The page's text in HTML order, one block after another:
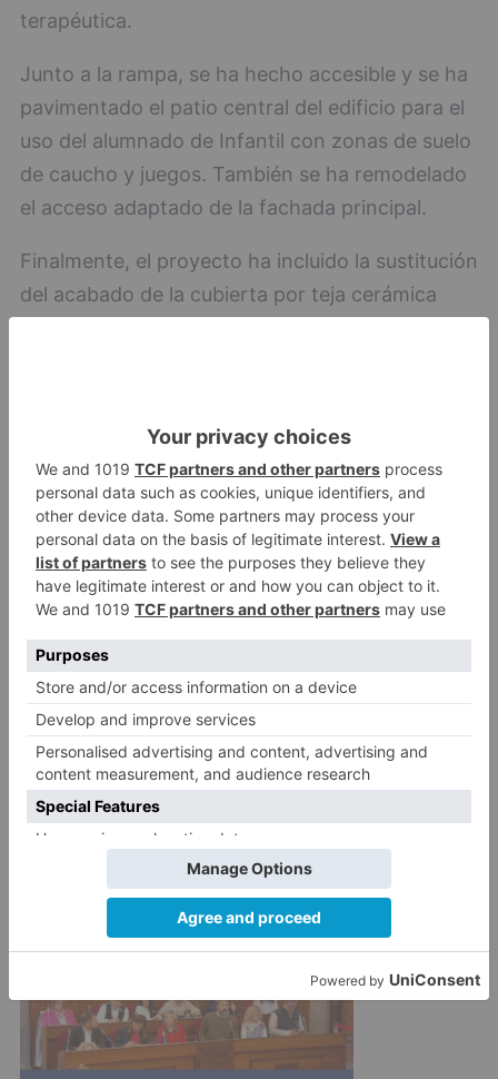
terapéutica.
Junto a la rampa, se ha hecho accesible y se ha
pavimentado el patio central del edificio para el
uso del alumnado de Infantil con zonas de suelo
de caucho y juegos. También se ha remodelado
el acceso adaptado de la fachada principal.
Finalmente, el proyecto ha incluido la sustitución
del acabado de la cubierta por teja cerámica
calderas, pero se sustituyen los radiadores por
otros más modernos, planos y de aluminio, que
están colocados bajo la pared exterior.
CRA 'Riberduero'
Posteriormente, el consejero de Educación se ha
desplazado hasta la localidad burgalesa de
Fuentespina para visitar el Centro Rural
Agrupado 'Riberduero' que componen, además
del colegio del citado municipio, los ubicados en
Vadocondes, Castrillo de la Vega y Villalba de
Duero.